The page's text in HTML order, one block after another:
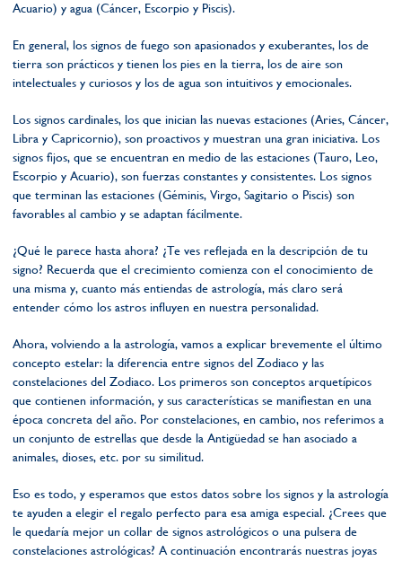
Acuario) y agua (Cáncer, Escorpio y Piscis).
En general, los signos de fuego son apasionados y exuberantes, los de
tierra son prácticos y tienen los pies en la tierra, los de aire son
intelectuales y curiosos y los de agua son intuitivos y emocionales.
Los signos cardinales, los que inician las nuevas estaciones (Aries, Cáncer,
Libra y Capricornio), son proactivos y muestran una gran iniciativa. Los
signos fijos, que se encuentran en medio de las estaciones (Tauro, Leo,
Escorpio y Acuario), son fuerzas constantes y consistentes. Los signos
que terminan las estaciones (Géminis, Virgo, Sagitario o Piscis) son
favorables al cambio y se adaptan fácilmente.
¿Qué le parece hasta ahora? ¿Te ves reflejada en la descripción de tu
signo? Recuerda que el crecimiento comienza con el conocimiento de
una misma y, cuanto más entiendas de astrología, más claro será
entender cómo los astros influyen en nuestra personalidad.
Ahora, volviendo a la astrología, vamos a explicar brevemente el último
concepto estelar: la diferencia entre signos del Zodiaco y las
constelaciones del Zodiaco. Los primeros son conceptos arquetípicos
que contienen información, y sus características se manifiestan en una
época concreta del año. Por constelaciones, en cambio, nos referimos a
un conjunto de estrellas que desde la Antigüedad se han asociado a
animales, dioses, etc. por su similitud.
Eso es todo, y esperamos que estos datos sobre los signos y la astrología
te ayuden a elegir el regalo perfecto para esa amiga especial. ¿Crees que
le quedaría mejor un collar de signos astrológicos o una pulsera de
constelaciones astrológicas? A continuación encontrarás nuestras joyas